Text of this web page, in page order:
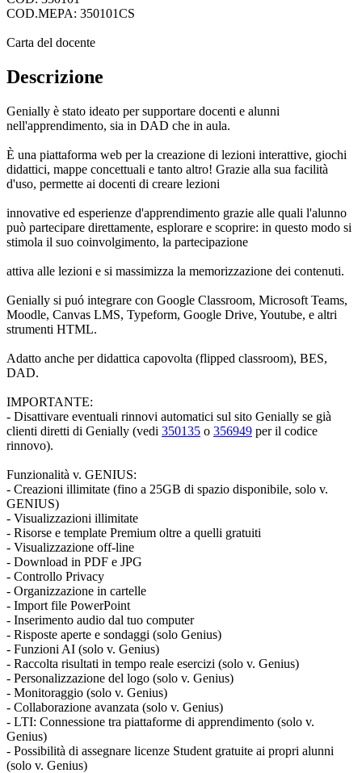
COD.MEPA: 350101CS
Carta del docente
Descrizione
Genially è stato ideato per supportare docenti e alunni
nell'apprendimento, sia in DAD che in aula.
È una piattaforma web per la creazione di lezioni interattive, giochi
didattici, mappe concettuali e tanto altro! Grazie alla sua facilità
d'uso, permette ai docenti di creare lezioni
innovative ed esperienze d'apprendimento grazie alle quali l'alunno
può partecipare direttamente, esplorare e scoprire: in questo modo si
stimola il suo coinvolgimento, la partecipazione
attiva alle lezioni e si massimizza la memorizzazione dei contenuti.
Genially si puó integrare con Google Classroom, Microsoft Teams,
Moodle, Canvas LMS, Typeform, Google Drive, Youtube, e altri
strumenti HTML.
Adatto anche per didattica capovolta (flipped classroom), BES,
DAD.
IMPORTANTE:
- Disattivare eventuali rinnovi automatici sul sito Genially se già
clienti diretti di Genially (vedi 350135 o 356949 per il codice
rinnovo).
Funzionalità v. GENIUS:
- Creazioni illimitate (fino a 25GB di spazio disponibile, solo v.
GENIUS)
- Visualizzazioni illimitate
- Risorse e template Premium oltre a quelli gratuiti
- Visualizzazione off-line
- Download in PDF e JPG
- Controllo Privacy
- Organizzazione in cartelle
- Import file PowerPoint
- Inserimento audio dal tuo computer
- Risposte aperte e sondaggi (solo Genius)
- Funzioni AI (solo v. Genius)
- Raccolta risultati in tempo reale esercizi (solo v. Genius)
- Personalizzazione del logo (solo v. Genius)
- Monitoraggio (solo v. Genius)
- Collaborazione avanzata (solo v. Genius)
- LTI: Connessione tra piattaforme di apprendimento (solo v.
Genius)
- Possibilità di assegnare licenze Student gratuite ai propri alunni
(solo v. Genius)